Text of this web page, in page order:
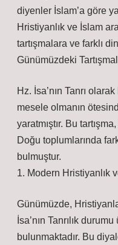
diyenler İslam’a göre
Hristiyanlık ve İslam
tartışmalara ve farklı
Günümüzdeki
Hz. İsa’nın Tanrı
mesele olmanın
yaratmıştır. Bu
Doğu toplumlarında
bulmuştur.
1. Modern Hristiyanlık
Günümüzde,
İsa’nın Tanrılık
bulunmaktadır. Bu